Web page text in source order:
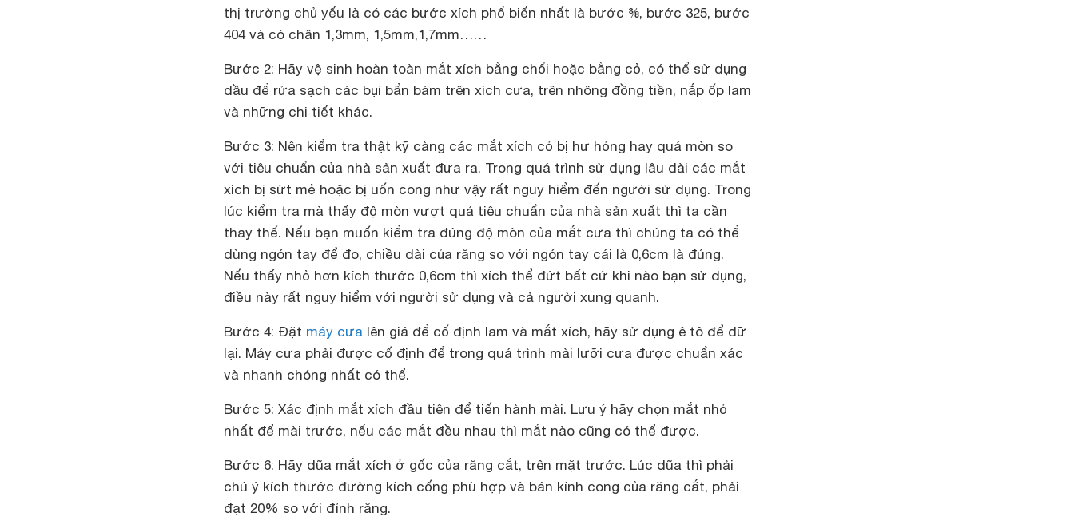
thị trường chủ yếu là có các bước xích phổ biến nhất là bước ⅜, bước 325, bước
404 và có chân 1,3mm, 1,5mm,1,7mm……
Bước 2: Hãy vệ sinh hoàn toàn mắt xích bằng chổi hoặc bằng cỏ, có thể sử dụng
dầu để rửa sạch các bụi bẩn bám trên xích cưa, trên nhông đồng tiền, nắp ốp lam
và những chi tiết khác.
Bước 3: Nên kiểm tra thật kỹ càng các mắt xích cỏ bị hư hỏng hay quá mòn so
với tiêu chuẩn của nhà sản xuất đưa ra. Trong quá trình sử dụng lâu dài các mắt
xích bị sứt mẻ hoặc bị uốn cong như vậy rất nguy hiểm đến người sử dụng. Trong
lúc kiểm tra mà thấy độ mòn vượt quá tiêu chuẩn của nhà sản xuất thì ta cần
thay thế. Nếu bạn muốn kiểm tra đúng độ mòn của mắt cưa thì chúng ta có thể
dùng ngón tay để đo, chiều dài của răng so với ngón tay cái là 0,6cm là đúng.
Nếu thấy nhỏ hơn kích thước 0,6cm thì xích thể đứt bất cứ khi nào bạn sử dụng,
điều này rất nguy hiểm với người sử dụng và cả người xung quanh.
Bước 4: Đặt máy cưa lên giá để cố định lam và mắt xích, hãy sử dụng ê tô để dữ
lại. Máy cưa phải được cố định để trong quá trình mài lưỡi cưa được chuẩn xác
và nhanh chóng nhất có thể.
Bước 5: Xác định mắt xích đầu tiên để tiến hành mài. Lưu ý hãy chọn mắt nhỏ
nhất để mài trước, nếu các mắt đều nhau thì mắt nào cũng có thể được.
Bước 6: Hãy dũa mắt xích ở gốc của răng cắt, trên mặt trước. Lúc dũa thì phải
chú ý kích thước đường kích cống phù hợp và bán kính cong của răng cắt, phải
đạt 20% so với đỉnh răng.